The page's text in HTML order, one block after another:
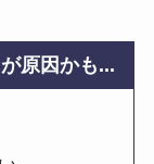
原因かも...